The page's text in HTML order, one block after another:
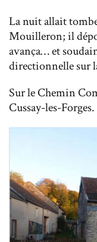
La nuit allait
Mouilleron; il
avança… et
directionnelle sur
Sur le Chemin
Cussay-les-Forges.